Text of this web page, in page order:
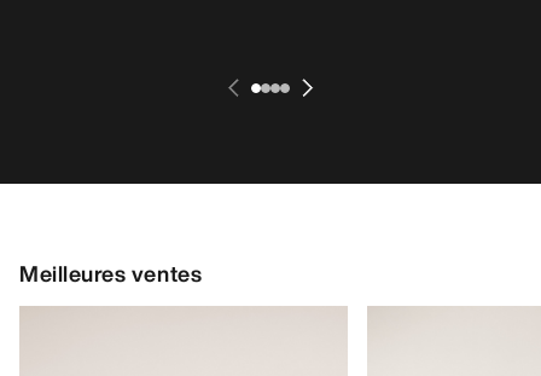
Meilleures ventes